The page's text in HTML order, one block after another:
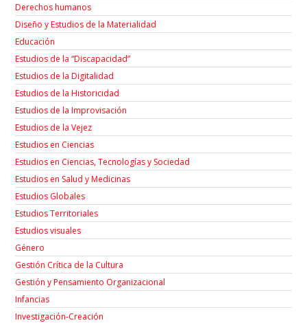
Derechos humanos
Diseño y Estudios de la Materialidad
Educación
Estudios de la “Discapacidad”
Estudios de la Digitalidad
Estudios de la Historicidad
Estudios de la Improvisación
Estudios de la Vejez
Estudios en Ciencias
Estudios en Ciencias, Tecnologías y Sociedad
Estudios en Salud y Medicinas
Estudios Globales
Estudios Territoriales
Estudios visuales
Género
Gestión Crítica de la Cultura
Gestión y Pensamiento Organizacional
Infancias
Investigación-Creación